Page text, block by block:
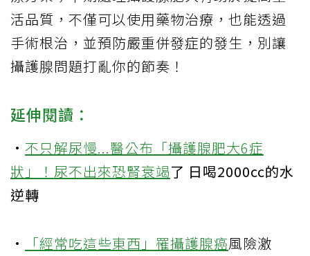
活品質，不僅可以使用藥物治療，也能透過
手術根治，並預防嚴重併發症的發生，別讓
攝護腺問題打亂你的節奏！
延伸閱讀：
· 不只解尿慢...醫公布「攝護腺肥大6症
狀」！尿不出來恐腎衰竭了 日喝2000cc的水
逆轉
· 「經常吃這些東西」罹攝護腺癌風險激